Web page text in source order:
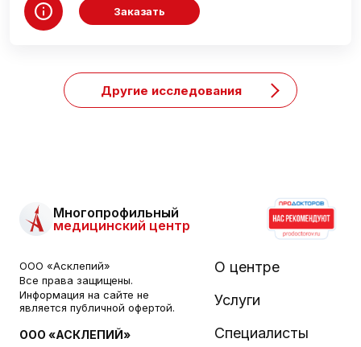
Заказать
Другие исследования
Многопрофильный
медицинский центр
ООО «Асклепий»
Все права защищены.
Информация на сайте не
является публичной офертой.
ООО «АСКЛЕПИЙ»
О центре
Услуги
Специалисты